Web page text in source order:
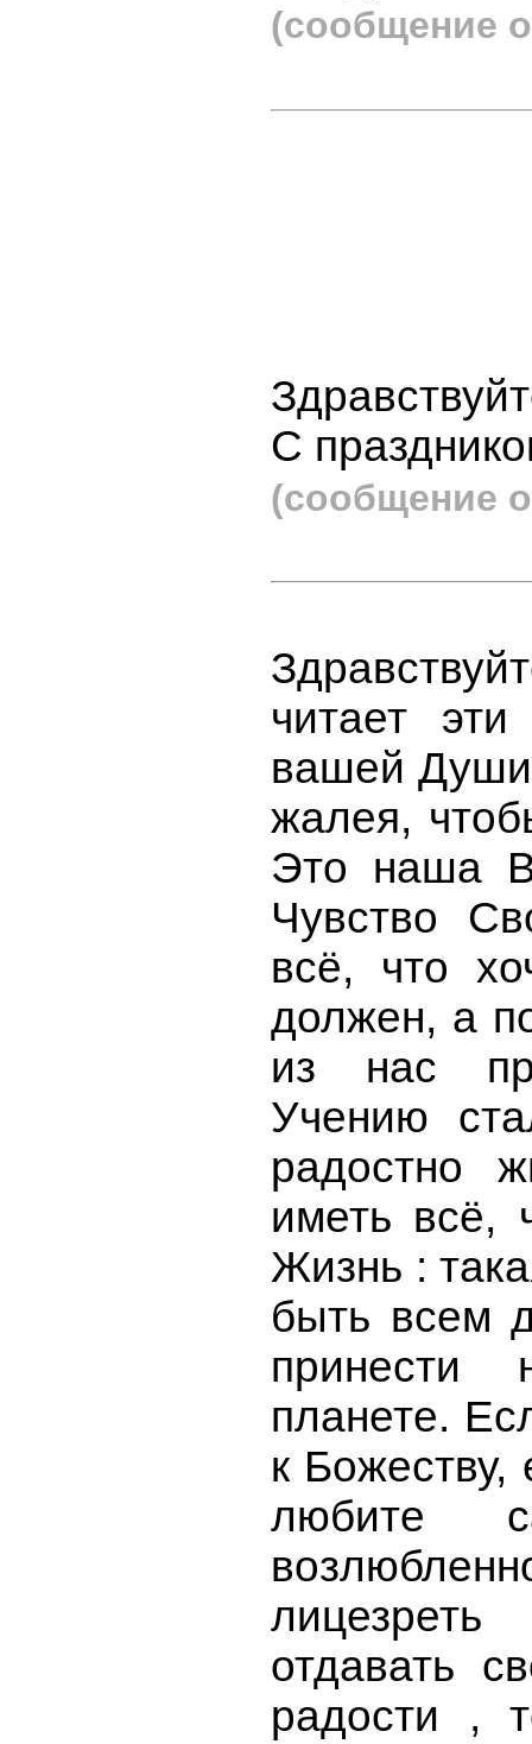
(сообщение
С
(сообщение
читает
вашей
жалея,
Это наша
Чувство
всё, что
должен, а
из нас
Учению
радостно
иметь всё,
Жизнь :
быть всем
принести
планете.
к Божеству,
любите
отдавать
радости ,